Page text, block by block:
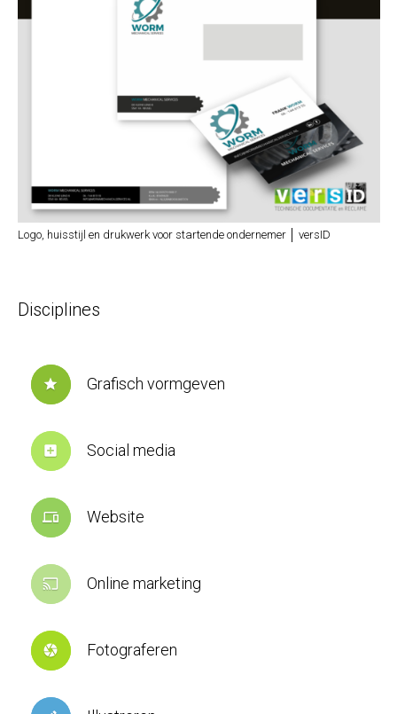
Logo, huisstijl en drukwerk voor startende ondernemer │ versID
Disciplines
star Grafisch vormgeven
add_box Social media
devices Website
cast Online marketing
camera Fotograferen